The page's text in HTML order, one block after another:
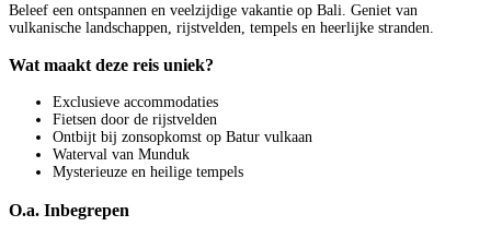
Beleef een ontspannen en veelzijdige vakantie op Bali. Geniet van
vulkanische landschappen, rijstvelden, tempels en heerlijke stranden.
Wat maakt deze reis uniek?
Exclusieve accommodaties
Fietsen door de rijstvelden
Ontbijt bij zonsopkomst op Batur vulkaan
Waterval van Munduk
Mysterieuze en heilige tempels
O.a. Inbegrepen